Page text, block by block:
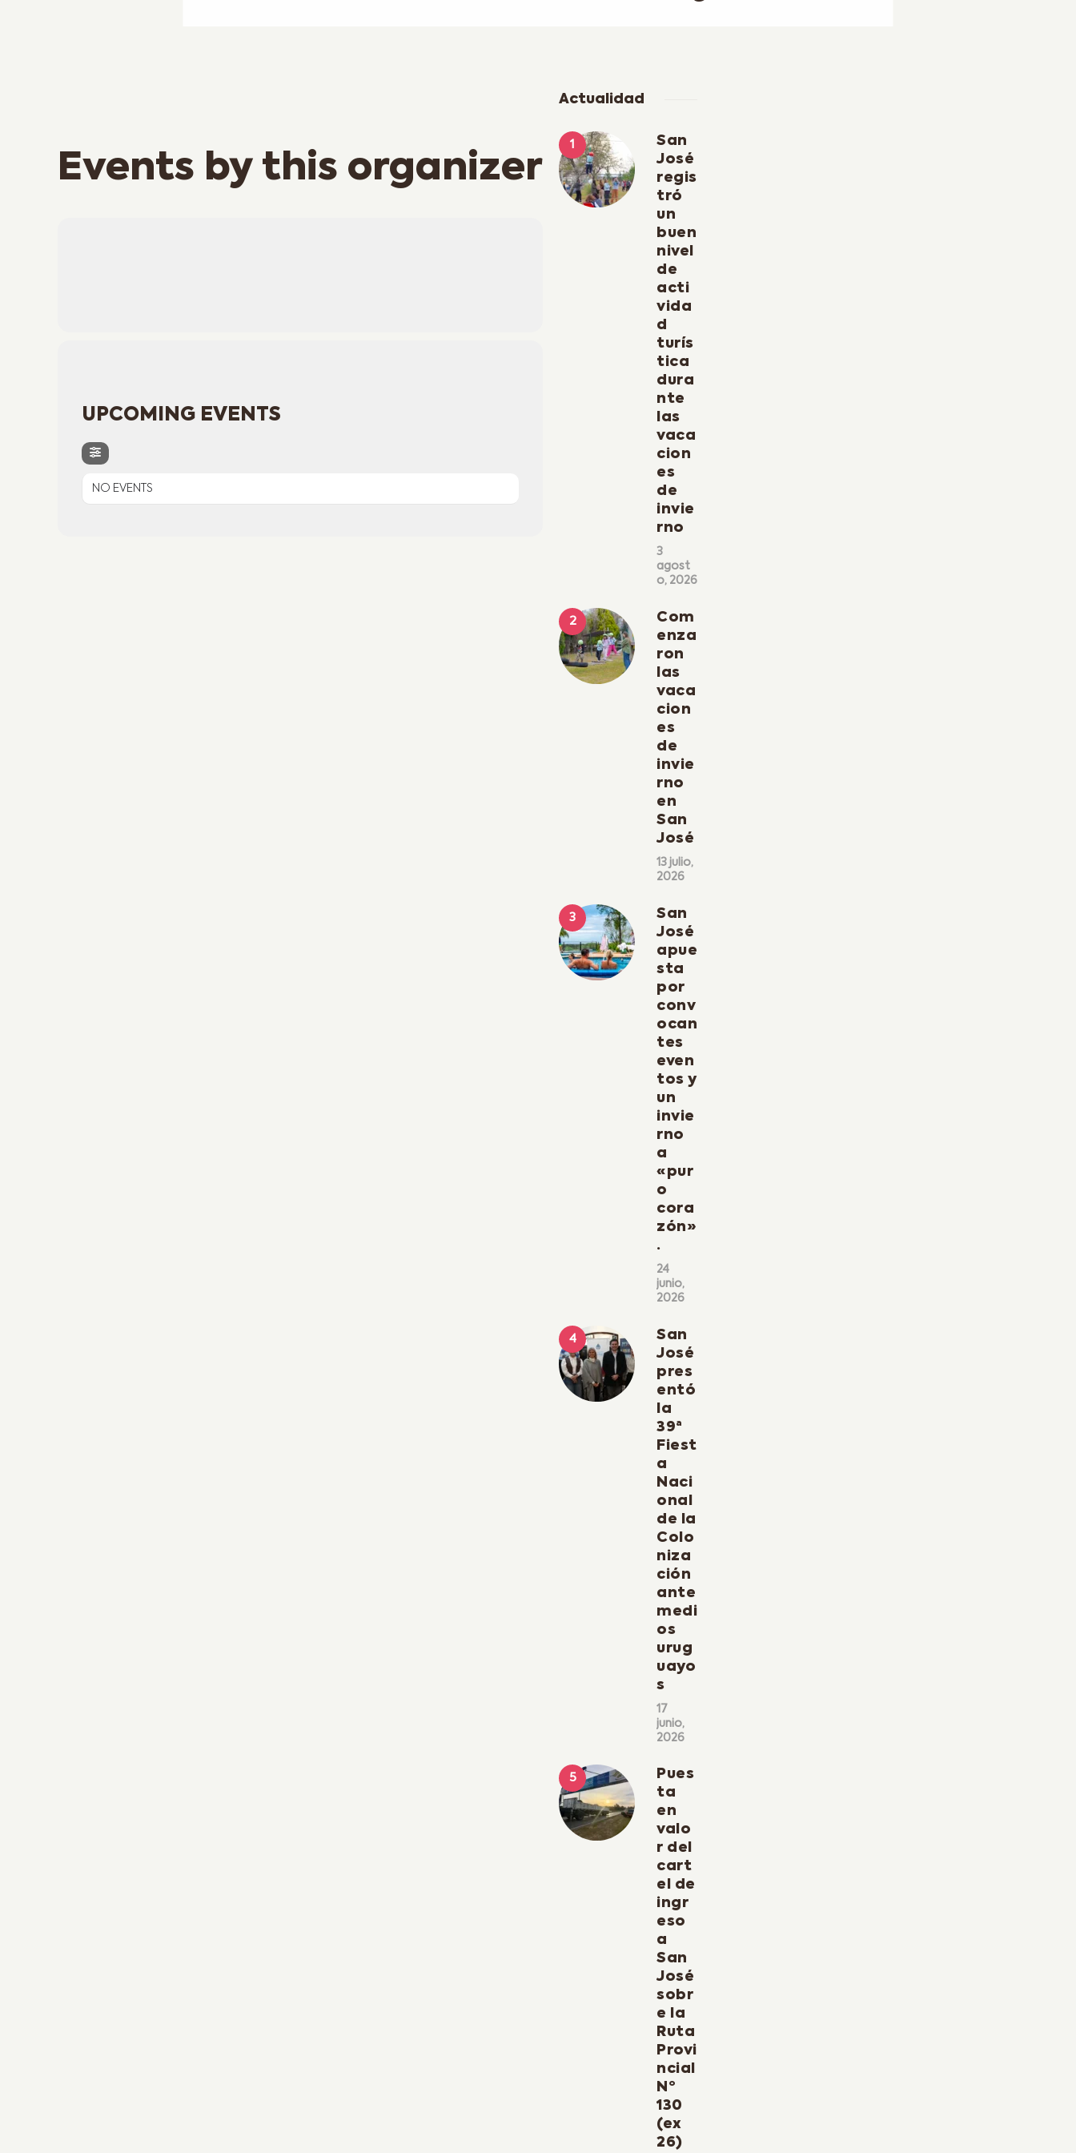
Events by this organizer
UPCOMING EVENTS
NO EVENTS
Actualidad
San
José
regis
tró
un
buen
nivel
de
acti
vida
d
turís
tica
dura
nte
las
vaca
cion
es
de
invie
rno
3
agost
o, 2026
Com
enza
ron
las
vaca
cion
es
de
invie
rno
en
San
José
13 julio,
2026
San
José
apue
sta
por
conv
ocan
tes
even
tos y
un
invie
rno
a
«pur
o
cora
zón»
.
24
junio,
2026
San
José
pres
entó
la
39ª
Fiest
a
Naci
onal
de la
Colo
niza
ción
ante
medi
os
urug
uayo
s
17
junio,
2026
Pues
ta
en
valo
r del
cart
el de
ingr
eso
a
San
José
sobr
e la
Ruta
Provi
ncial
Nº
130
(ex
26)